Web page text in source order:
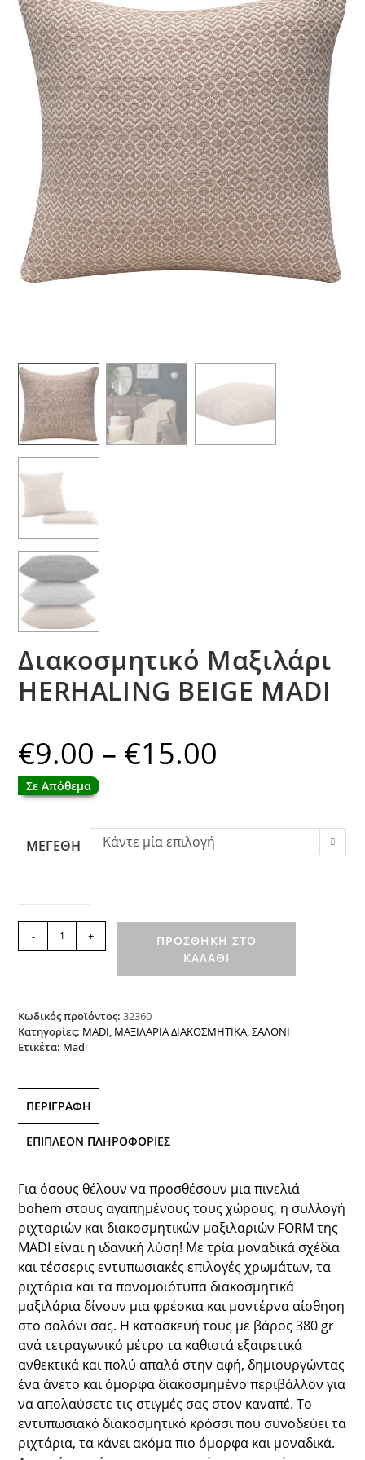
Διακοσμητικό Μαξιλάρι
HERHALING BEIGE MADI
€9.00 – €15.00
Σε Απόθεμα
ΜΕΓΕΘΗ Κάντε μία επιλογή
Διακοσμητικό
ποσότητα
- +
ΠΡΟΣΘΉΚΗ ΣΤΟ
ΚΑΛΆΘΙ
Κωδικός προϊόντος:32360
Κατηγορίες: MADI ΜΑΞΙΛΑΡΙΑ ΔΙΑΚΟΣΜΗΤΙΚΑ ,ΣΑΛΟΝΙ
Ετικέτα: Madi
ΠΕΡΙΓΡΑΦΉ
ΕΠΙΠΛΈΟΝ ΠΛΗΡΟΦΟΡΊΕΣ
Για όσους θέλουν να προσθέσουν μια πινελιά
bohem στους αγαπημένους τους χώρους, η συλλογή
ριχταριών και διακοσμητικών μαξιλαριών FORM της
MADI είναι η ιδανική λύση! Με τρία μοναδικά σχέδια
και τέσσερις εντυπωσιακές επιλογές χρωμάτων, τα
ριχτάρια και τα πανομοιότυπα διακοσμητικά
μαξιλάρια δίνουν μια φρέσκια και μοντέρνα αίσθηση
στο σαλόνι σας. Η κατασκευή τους με βάρος 380 gr
ανά τετραγωνικό μέτρο τα καθιστά εξαιρετικά
ανθεκτικά και πολύ απαλά στην αφή, δημιουργώντας
ένα άνετο και όμορφα διακοσμημένο περιβάλλον για
να απολαύσετε τις στιγμές σας στον καναπέ. Το
εντυπωσιακό διακοσμητικό κρόσσι που συνοδεύει τα
ριχτάρια, τα κάνει ακόμα πιο όμορφα και μοναδικά.